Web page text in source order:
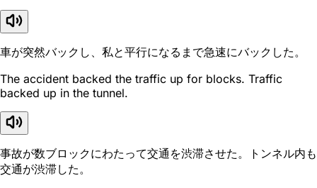
車が突然バックし、私と平行になるまで急速にバックした。
The accident backed the traffic up for blocks. Traffic
backed up in the tunnel.
事故が数ブロックにわたって交通を渋滞させた。トンネル内も
交通が渋滞した。